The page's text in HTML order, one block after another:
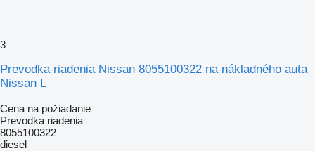
3
Prevodka riadenia Nissan 8055100322 na nákladného auta
Nissan L
Cena na požiadanie
Prevodka riadenia
8055100322
diesel